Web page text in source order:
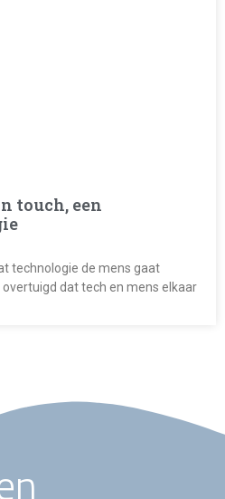
touch, een
technologie de mens gaat
dat tech en mens elkaar